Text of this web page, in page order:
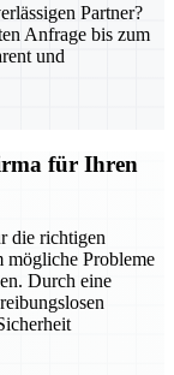
Partner?
Anfrage bis zum
und
für Ihren
die richtigen
mögliche Probleme
Durch eine